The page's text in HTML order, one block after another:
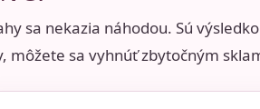
sa nekazia náhodou. Sú
môžete sa vyhnúť zbytočným